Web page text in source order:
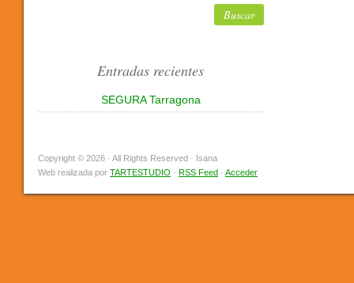
Entradas recientes
SEGURA Tarragona
Copyright © 2026 · All Rights Reserved · Isana
Web realizada por TARTESTUDIO · RSS Feed · Acceder